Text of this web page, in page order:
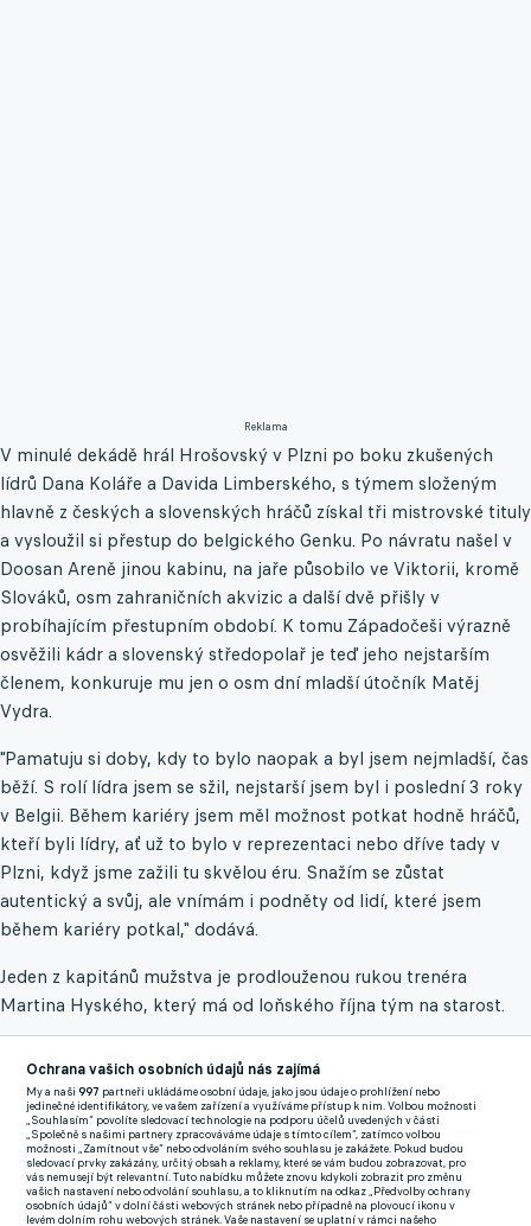
Reklama
V minulé dekádě hrál Hrošovský v Plzni po boku zkušených
lídrů Dana Koláře a Davida Limberského, s týmem složeným
hlavně z českých a slovenských hráčů získal tři mistrovské tituly
a vysloužil si přestup do belgického Genku. Po návratu našel v
Doosan Areně jinou kabinu, na jaře působilo ve Viktorii, kromě
Slováků, osm zahraničních akvizic a další dvě přišly v
probíhajícím přestupním období. K tomu Západočeši výrazně
osvěžili kádr a slovenský středopolař je teď jeho nejstarším
členem, konkuruje mu jen o osm dní mladší útočník Matěj
Vydra.
"Pamatuju si doby, kdy to bylo naopak a byl jsem nejmladší, čas
běží. S rolí lídra jsem se sžil, nejstarší jsem byl i poslední 3 roky
v Belgii. Během kariéry jsem měl možnost potkat hodně hráčů,
kteří byli lídry, ať už to bylo v reprezentaci nebo dříve tady v
Plzni, když jsme zažili tu skvělou éru. Snažím se zůstat
autentický a svůj, ale vnímám i podněty od lidí, které jsem
během kariéry potkal," dodává.
Jeden z kapitánů mužstva je prodlouženou rukou trenéra
Martina Hyského, který má od loňského října tým na starost.
video mítinků, na nichž se snaží nám ukázat detailní věci. Přesně
na tohle jsem byl zvyklý z Belgie, v českých podmínkách patří
mezi nejlepší trenéry,“ popisuje.
Na jaře nastoupil Hrošovský do šestnácti utkání Chance Ligy a
pomohl Viktorii ke třetímu místu v tabulce, se ztrátou
Ochrana vašich osobních údajů nás zajímá
My a naši997 partneři ukládáme osobní údaje, jako jsou údaje o prohlížení nebo
jedinečné identifikátory, ve vašem zařízení a využíváme přístup k nim. Volbou možnosti
„Souhlasím“ povolíte sledovací technologie na podporu účelů uvedených v části
„Společně s našimi partnery zpracováváme údaje s tímto cílem“, zatímco volbou
možnosti „Zamítnout vše“ nebo odvoláním svého souhlasu je zakážete. Pokud budou
sledovací prvky zakázány, určitý obsah a reklamy, které se vám budou zobrazovat, pro
vás nemusejí být relevantní. Tuto nabídku můžete znovu kdykoli zobrazit pro změnu
vašich nastavení nebo odvolání souhlasu, a to kliknutím na odkaz „Předvolby ochrany
osobních údajů“ v dolní části webových stránek nebo případně na plovoucí ikonu v
levém dolním rohu webových stránek. Vaše nastavení se uplatní v rámci našeho